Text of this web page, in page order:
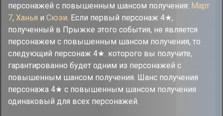
персонажей с повышенным шансом получения: Март
7, Ханья и Сюэи. Если первый персонаж 4★,
полученный в Прыжке этого события, не является
персонажем с повышенным шансом получения, то
следующий персонаж 4★. которого вы получите,
гарантированно будет одним из персонажей с
повышенным шансом получения. Шанс получения
персонажа 4★ с повышенным шансом получения
одинаковый для всех персонажей.